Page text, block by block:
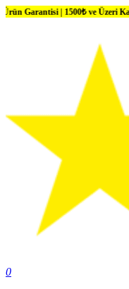
| 1500₺ ve Üzeri Kargo
0